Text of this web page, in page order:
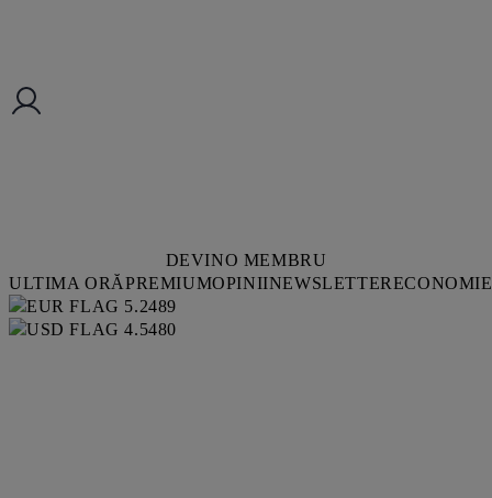
DEVINO MEMBRU
ULTIMA ORĂPREMIUMOPINIINEWSLETTERECONOMIE
5.2489
4.5480